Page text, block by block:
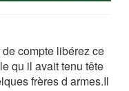
compte libérez ce
qu il avait tenu tête
frères d armes.Il